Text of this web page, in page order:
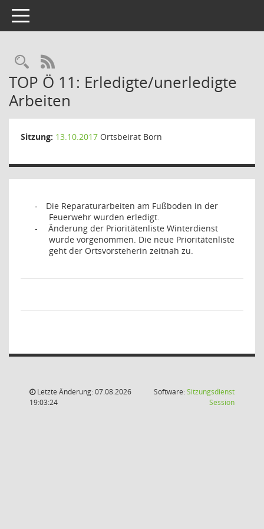
Toggle navigation
Rechercheauswahl
RSS-Feed
TOP Ö 11: Erledigte/unerledigte
Arbeiten
Sitzung: 13.10.2017 Ortsbeirat Born
-
Die Reparaturarbeiten am Fußboden in der
Feuerwehr wurden erledigt.
-
Änderung der Prioritätenliste Winterdienst
wurde vorgenommen. Die neue Prioritätenliste
geht der Ortsvorsteherin zeitnah zu.
Letzte Änderung: 07.08.2026
19:03:24
Software:Sitzungsdienst
Session(Wird in